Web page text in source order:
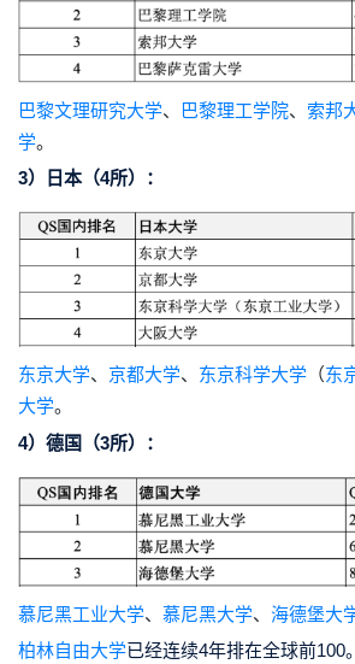
巴黎文理研究大学、 巴黎理工学院、 索邦
学。
3）日本（4所）：
东京大学、 京都大学、 东京科学大学 （东
大学。
4）德国（3所）：
慕尼黑工业大学、 慕尼黑大学、 海德堡大
柏林自由大学已经连续4年排在全球前100。